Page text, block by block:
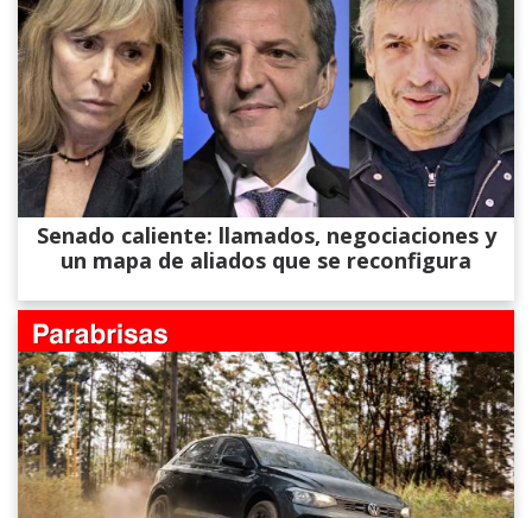
Senado caliente: llamados, negociaciones y
un mapa de aliados que se reconfigura